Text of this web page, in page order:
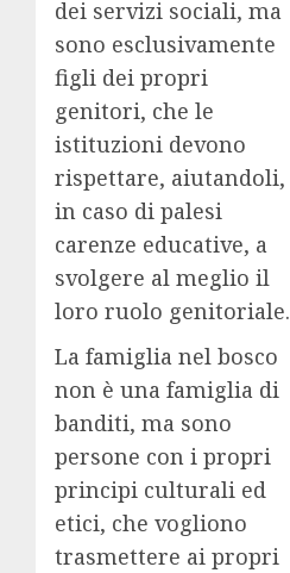
dei servizi sociali, ma
sono esclusivamente
figli dei propri
genitori, che le
istituzioni devono
rispettare, aiutandoli,
in caso di palesi
carenze educative, a
svolgere al meglio il
loro ruolo genitoriale.
La famiglia nel bosco
non è una famiglia di
banditi, ma sono
persone con i propri
principi culturali ed
etici, che vogliono
trasmettere ai propri